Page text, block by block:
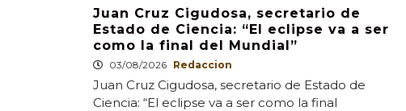
Juan Cruz Cigudosa, secretario de
Estado de Ciencia: “El eclipse va a ser
como la final del Mundial”
03/08/2026 Redaccion
Juan Cruz Cigudosa, secretario de Estado de
Ciencia: “El eclipse va a ser como la final